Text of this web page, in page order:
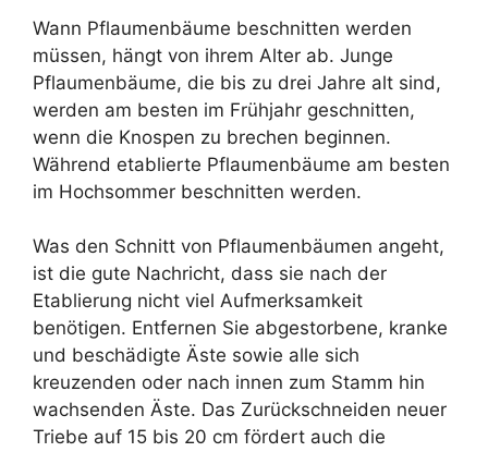
Wann Pflaumenbäume beschnitten werden
müssen, hängt von ihrem Alter ab. Junge
Pflaumenbäume, die bis zu drei Jahre alt sind,
werden am besten im Frühjahr geschnitten,
wenn die Knospen zu brechen beginnen.
Während etablierte Pflaumenbäume am besten
im Hochsommer beschnitten werden.
Was den Schnitt von Pflaumenbäumen angeht,
ist die gute Nachricht, dass sie nach der
Etablierung nicht viel Aufmerksamkeit
benötigen. Entfernen Sie abgestorbene, kranke
und beschädigte Äste sowie alle sich
kreuzenden oder nach innen zum Stamm hin
wachsenden Äste. Das Zurückschneiden neuer
Triebe auf 15 bis 20 cm fördert auch die